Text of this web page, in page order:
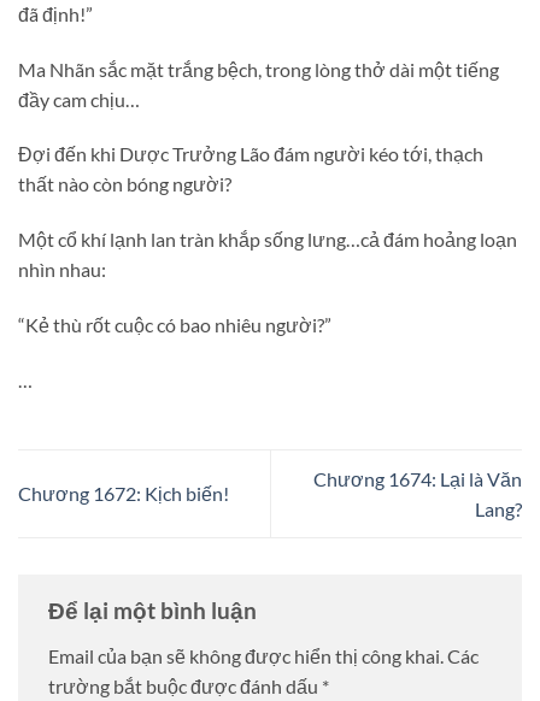
đã định!”
Ma Nhãn sắc mặt trắng bệch, trong lòng thở dài một tiếng
đầy cam chịu…
Đợi đến khi Dược Trưởng Lão đám người kéo tới, thạch
thất nào còn bóng người?
Một cổ khí lạnh lan tràn khắp sống lưng…cả đám hoảng loạn
nhìn nhau:
“Kẻ thù rốt cuộc có bao nhiêu người?”
Chương 1672: Kịch biến!
Chương 1674: Lại là Văn
Lang?
Để lại một bình luận
Email của bạn sẽ không được hiển thị công khai. Các
trường bắt buộc được đánh dấu *